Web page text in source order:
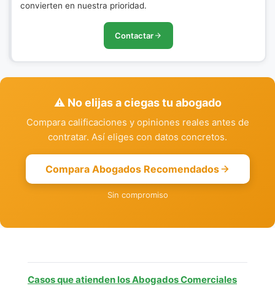
convierten en nuestra prioridad.
Contactar
⚠️ No elijas a ciegas tu abogado
Compara calificaciones y opiniones reales antes de
contratar. Así eliges con datos concretos.
Compara Abogados Recomendados
Sin compromiso
Casos que atienden los Abogados Comerciales